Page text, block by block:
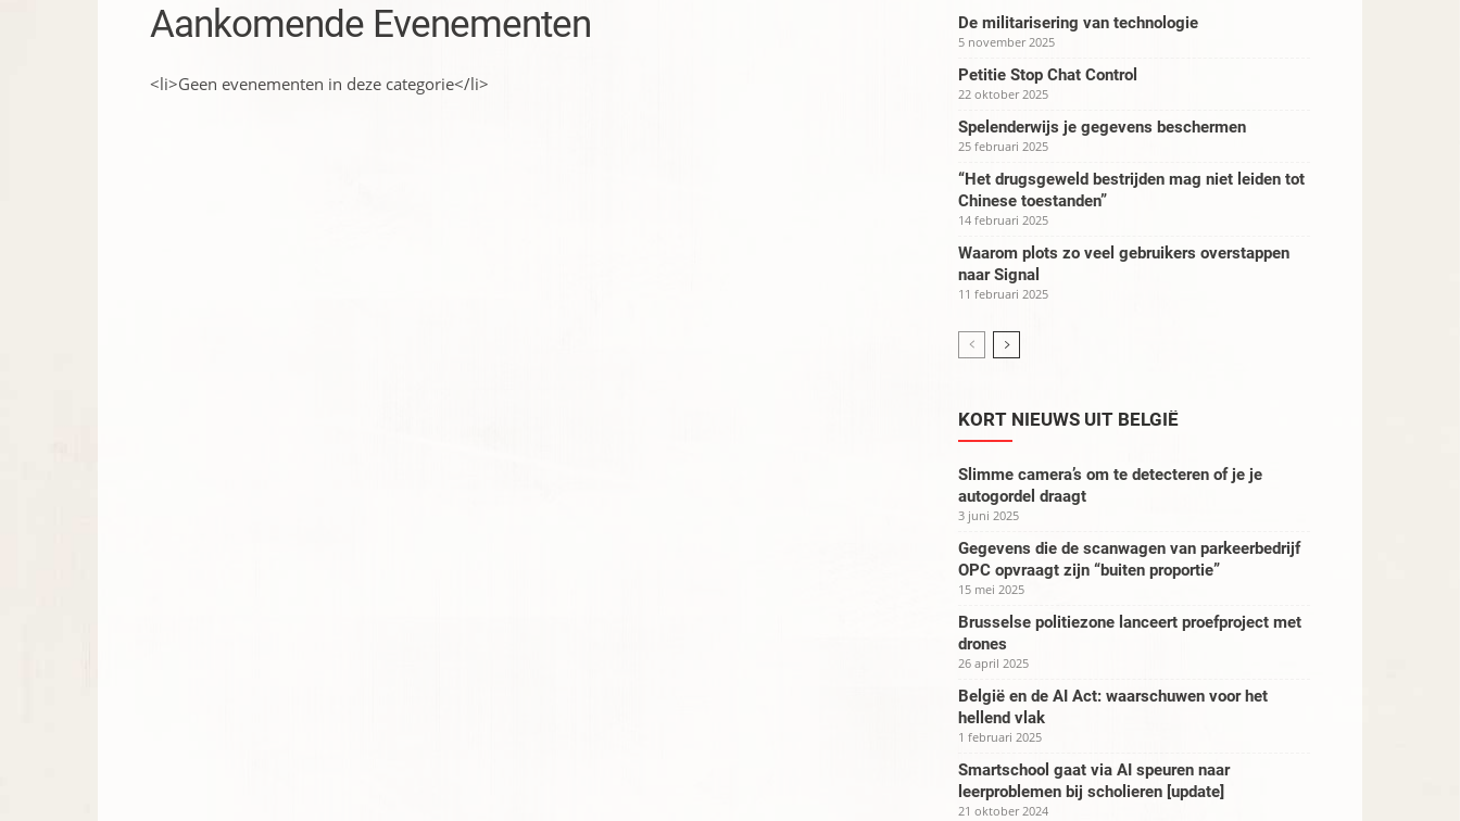
Aankomende Evenementen
<li>Geen evenementen in deze categorie</li>
De militarisering van technologie
5 november 2025
Petitie Stop Chat Control
22 oktober 2025
Spelenderwijs je gegevens beschermen
25 februari 2025
“Het drugsgeweld bestrijden mag niet leiden tot
Chinese toestanden”
14 februari 2025
Waarom plots zo veel gebruikers overstappen
naar Signal
11 februari 2025
KORT NIEUWS UIT BELGIË
Slimme camera’s om te detecteren of je je
autogordel draagt
3 juni 2025
Gegevens die de scanwagen van parkeerbedrijf
OPC opvraagt zijn “buiten proportie”
15 mei 2025
Brusselse politiezone lanceert proefproject met
drones
26 april 2025
België en de AI Act: waarschuwen voor het
hellend vlak
1 februari 2025
Smartschool gaat via AI speuren naar
leerproblemen bij scholieren [update]
21 oktober 2024